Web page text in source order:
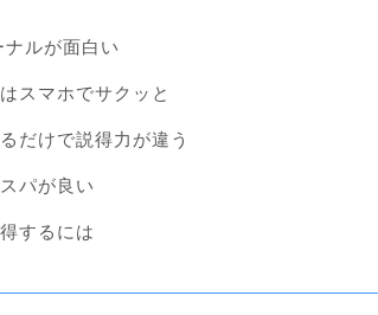
ナルが面白い
スマホでサクッと
だけで説得力が違う
パが良い
するには